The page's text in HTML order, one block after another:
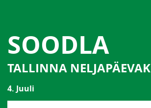
SOODLA
TALLINNA NELJAPÄEVAK
4. Juuli